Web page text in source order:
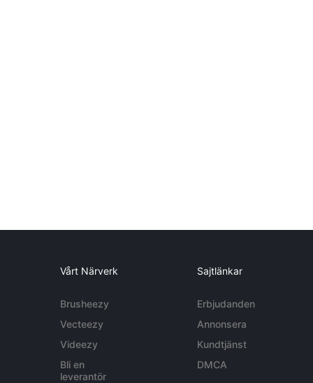
Vårt Närverk
Brusheezy
Vecteezy
Videezy
Bli en
leverantör
Sajtlänkar
Erbjudanden
Annonsera
Kundtjänst
DMCA